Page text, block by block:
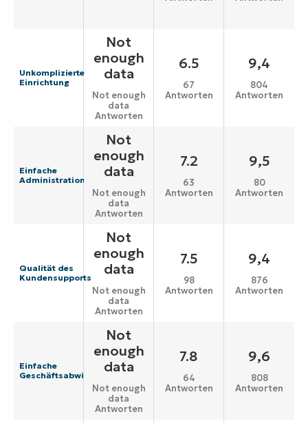
Unkomplizierte
Einrichtung
Not
enough
data
Not enough
data
Antworten
6.5
67
Antworten
9,4
804
Antworten
Einfache
Administration
Not
enough
data
Not enough
data
Antworten
7.2
63
Antworten
9,5
80
Antworten
Qualität des
Kundensupports
Not
enough
data
Not enough
data
Antworten
7.5
98
Antworten
9,4
876
Antworten
Einfache
Geschäftsabwicklung
Not
enough
data
Not enough
data
Antworten
7.8
64
Antworten
9,6
808
Antworten